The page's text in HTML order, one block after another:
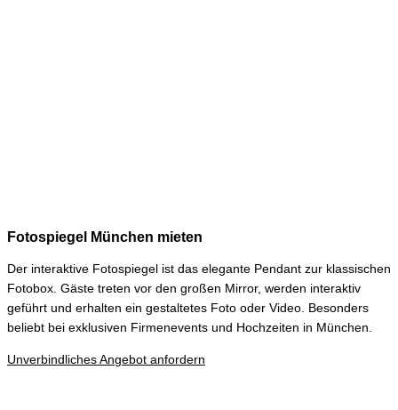
Fotospiegel München mieten
Der interaktive Fotospiegel ist das elegante Pendant zur klassischen
Fotobox. Gäste treten vor den großen Mirror, werden interaktiv
geführt und erhalten ein gestaltetes Foto oder Video. Besonders
beliebt bei exklusiven Firmenevents und Hochzeiten in München.
Unverbindliches Angebot anfordern